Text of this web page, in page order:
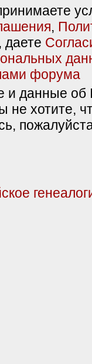
,
, даете
форума
и данные об
не хотите,